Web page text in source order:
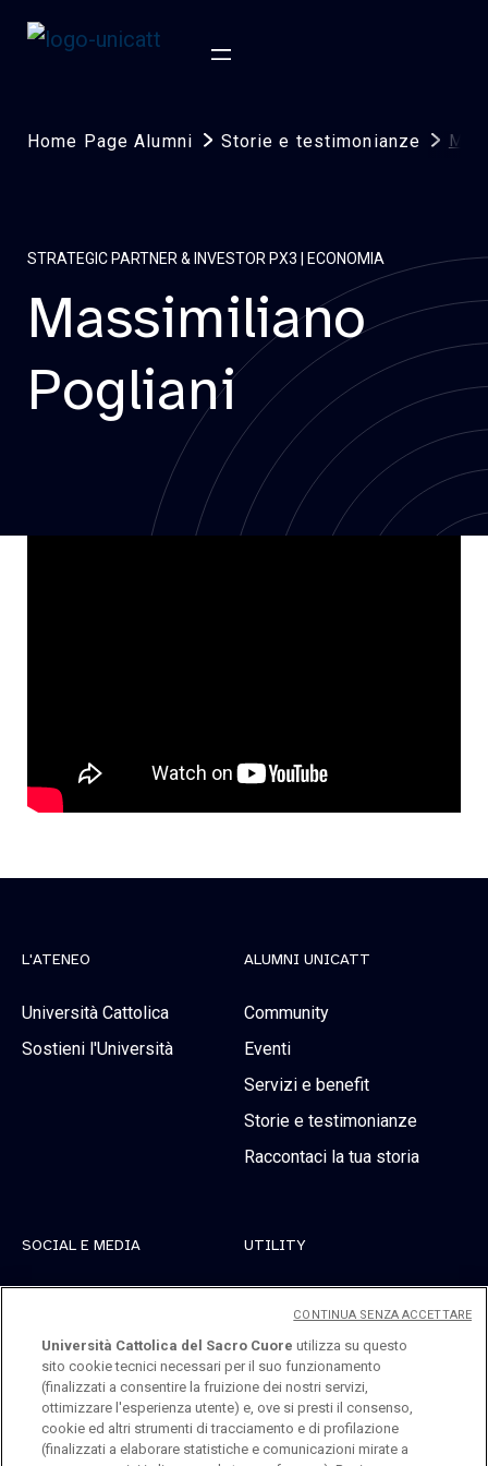
Home Page Alumni Storie e testimonianze
STRATEGIC PARTNER & INVESTOR PX3 | ECONOMIA
Massimiliano
Pogliani
L'ATENEO
Università Cattolica
Sostieni l'Università
ALUMNI UNICATT
Community
Eventi
Servizi e benefit
Storie e testimonianze
Raccontaci la tua storia
SOCIAL E MEDIA
Instagram
Youtube
UTILITY
Università Cattolica del Sacro Cuore utilizza su questo
sito cookie tecnici necessari per il suo funzionamento
(finalizzati a consentire la fruizione dei nostri servizi,
ottimizzare l'esperienza utente) e, ove si presti il consenso,
cookie ed altri strumenti di tracciamento e di profilazione
(finalizzati a elaborare statistiche e comunicazioni mirate a
CONTINUA SENZA ACCETTARE